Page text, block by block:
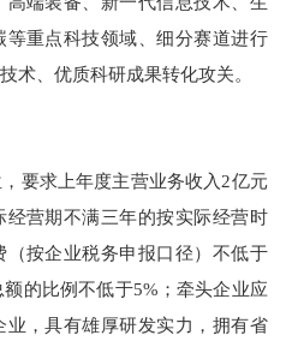
重点科技领域、细分赛道进行
术、优质科研成果转化攻关。
求上年度主营业务收入2亿元
营期不满三年的按实际经营时
按企业税务申报口径）不低于
的比例不低于5%；牵头企业应
，具有雄厚研发实力，拥有省